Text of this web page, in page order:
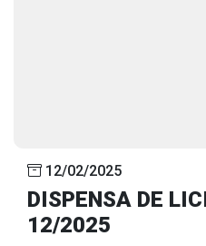
12/02/2025
DISPENSA DE
12/2025